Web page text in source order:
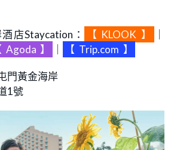
店Staycation： 【 KLOOK 】
Agoda 】 【 Trip.com 】
門黃金海岸
1號